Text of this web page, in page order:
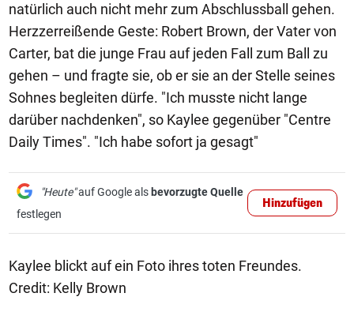
natürlich auch nicht mehr zum Abschlussball gehen.
Herzzerreißende Geste: Robert Brown, der Vater von
Carter, bat die junge Frau auf jeden Fall zum Ball zu
gehen – und fragte sie, ob er sie an der Stelle seines
Sohnes begleiten dürfe. "Ich musste nicht lange
darüber nachdenken", so Kaylee gegenüber "Centre
Daily Times". "Ich habe sofort ja gesagt"
"Heute"auf Google als bevorzugte Quelle
festlegen
Hinzufügen
Kaylee blickt auf ein Foto ihres toten Freundes.
Credit: Kelly Brown